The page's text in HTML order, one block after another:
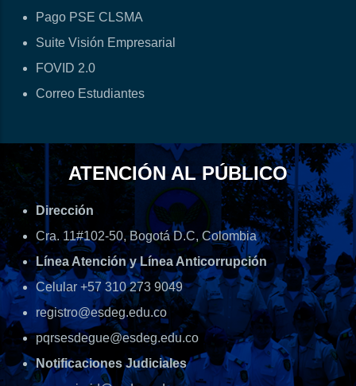
Pago PSE CLSMA
Suite Visión Empresarial
FOVID 2.0
Correo Estudiantes
ATENCIÓN AL PÚBLICO
Dirección
Cra. 11#102-50, Bogotá D.C, Colombia
Línea Atención y Línea Anticorrupción
Celular +57 310 273 9049
registro@esdeg.edu.co
pqrsesdegue@esdeg.edu.co
Notificaciones Judiciales